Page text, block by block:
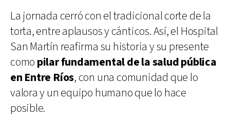
La jornada cerró con el tradicional corte de la
torta, entre aplausos y cánticos. Así, el Hospital
San Martín reafirma su historia y su presente
como pilar fundamental de la salud pública
en Entre Ríos, con una comunidad que lo
valora y un equipo humano que lo hace
posible.